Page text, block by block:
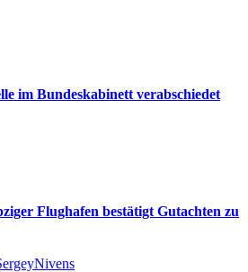
im Bundeskabinett verabschiedet
Flughafen bestätigt Gutachten zu